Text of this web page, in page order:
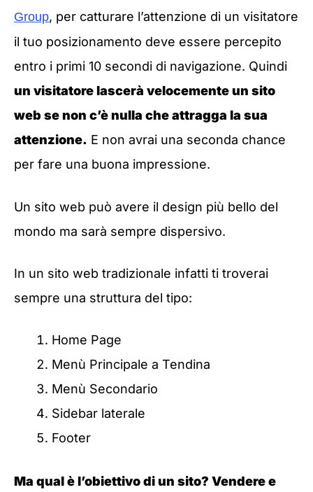
Group, per catturare l’attenzione di un visitatore
il tuo posizionamento deve essere percepito
entro i primi 10 secondi di navigazione. Quindi
un visitatore lascerà velocemente un sito
web se non c’è nulla che attragga la sua
attenzione. E non avrai una seconda chance
per fare una buona impressione.
Un sito web può avere il design più bello del
mondo ma sarà sempre dispersivo.
In un sito web tradizionale infatti ti troverai
sempre una struttura del tipo:
Home Page
Menù Principale a Tendina
Menù Secondario
Sidebar laterale
Footer
Ma qual è l’obiettivo di un sito? Vendere e